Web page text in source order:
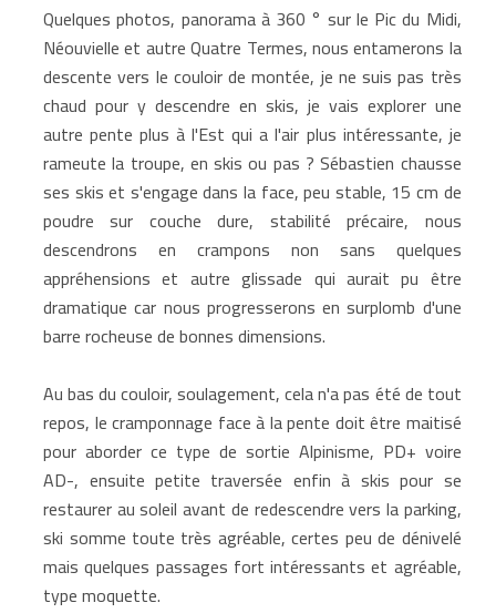
Quelques photos, panorama à 360 ° sur le Pic du Midi,
Néouvielle et autre Quatre Termes, nous entamerons la
descente vers le couloir de montée, je ne suis pas très
chaud pour y descendre en skis, je vais explorer une
autre pente plus à l'Est qui a l'air plus intéressante, je
rameute la troupe, en skis ou pas ? Sébastien chausse
ses skis et s'engage dans la face, peu stable, 15 cm de
poudre sur couche dure, stabilité précaire, nous
descendrons en crampons non sans quelques
appréhensions et autre glissade qui aurait pu être
dramatique car nous progresserons en surplomb d'une
barre rocheuse de bonnes dimensions.
Au bas du couloir, soulagement, cela n'a pas été de tout
repos, le cramponnage face à la pente doit être maitisé
pour aborder ce type de sortie Alpinisme, PD+ voire
AD-, ensuite petite traversée enfin à skis pour se
restaurer au soleil avant de redescendre vers la parking,
ski somme toute très agréable, certes peu de dénivelé
mais quelques passages fort intéressants et agréable,
type moquette.